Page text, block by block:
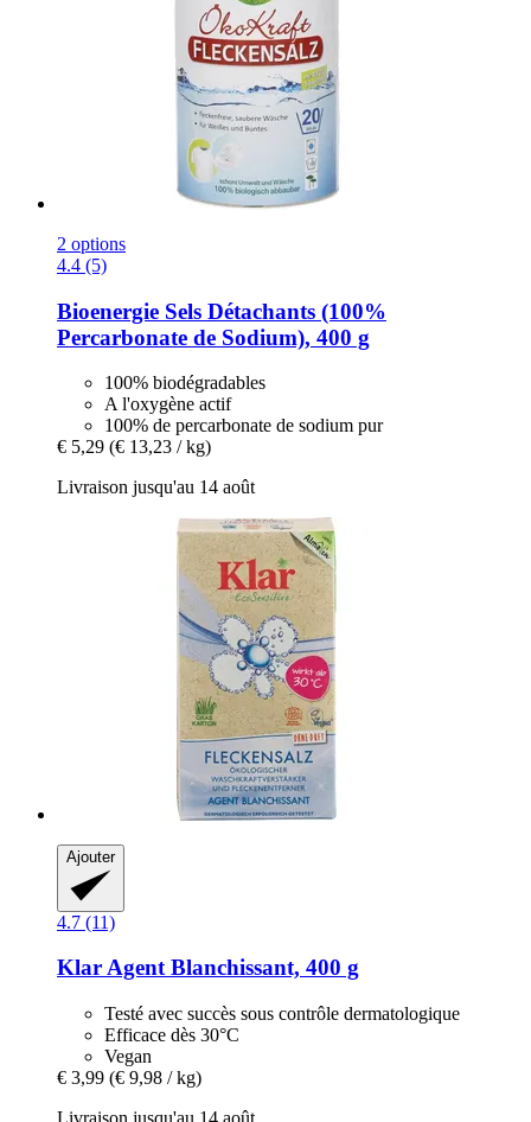
2 options
4.4 (5)
Bioenergie Sels Détachants (100%
Percarbonate de Sodium), 400 g
100% biodégradables
A l'oxygène actif
100% de percarbonate de sodium pur
€ 5,29 (€ 13,23 / kg)
Livraison jusqu'au 14 août
Ajouter
4.7 (11)
KlarAgent Blanchissant, 400 g
Testé avec succès sous contrôle dermatologique
Efficace dès 30°C
Vegan
€ 3,99 (€ 9,98 / kg)
Livraison jusqu'au 14 août